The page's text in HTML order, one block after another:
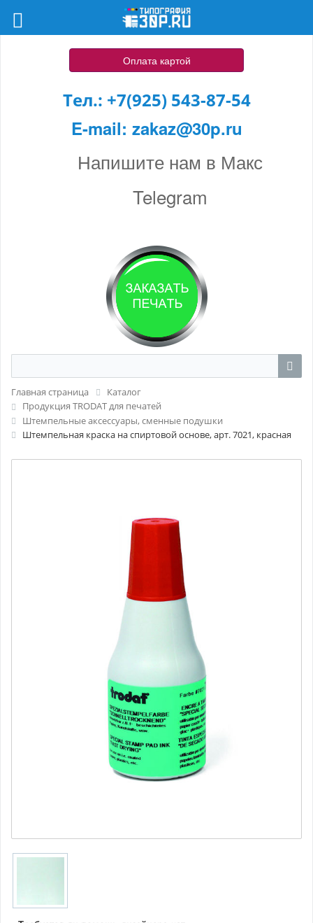
Оплата картой
Тел.: +7(925) 543-87-54
E-mail: zakaz@30p.ru
Напишите нам в Макс
Telegram
Главная страница
Каталог
Продукция TRODAT для печатей
Штемпельные аксессуары, сменные подушки
Штемпельная краска на спиртовой основе, арт. 7021, красная